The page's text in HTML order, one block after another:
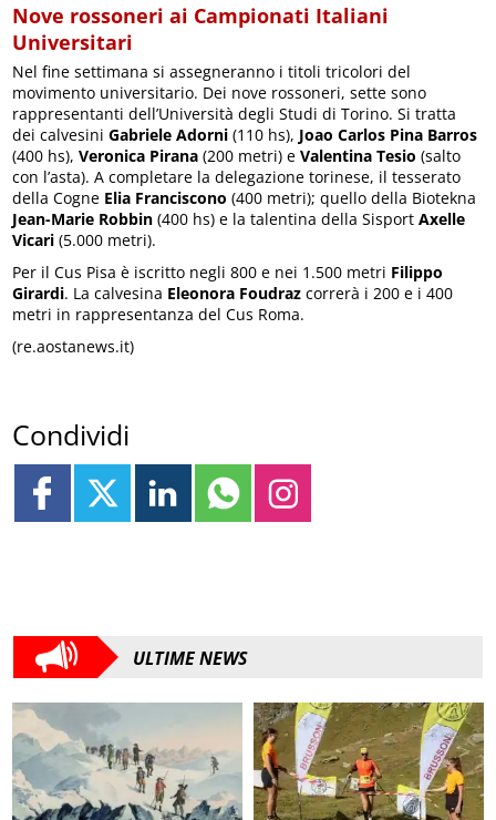
Nove rossoneri ai Campionati Italiani
Universitari
Nel fine settimana si assegneranno i titoli tricolori del
movimento universitario. Dei nove rossoneri, sette sono
rappresentanti dell’Università degli Studi di Torino. Si tratta
dei calvesiniGabriele Adorni (110 hs), Joao Carlos Pina Barros
(400 hs),Veronica Pirana (200 metri) eValentina Tesio (salto
con l’asta). A completare la delegazione torinese, il tesserato
della Cogne Elia Franciscono (400 metri); quello della Biotekna
Jean-Marie Robbin (400 hs) e la talentina della SisportAxelle
Vicari (5.000 metri).
Per il Cus Pisa è iscritto negli 800 e nei 1.500 metri Filippo
Girardi. La calvesina Eleonora Foudraz correrà i 200 e i 400
metri in rappresentanza del Cus Roma.
(re.aostanews.it)
Condividi
ULTIME NEWS